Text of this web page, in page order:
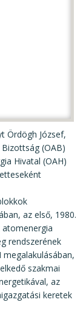
Ördögh József,
(OAB)
Hivatal (OAH)
az első, 1980.
rendszerének
megalakulásában,
szakmai
az
keretek